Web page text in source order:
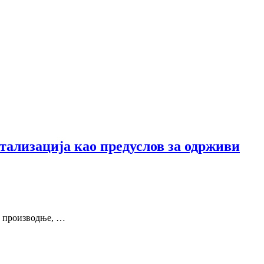
као предуслов за одрживи
производње, …